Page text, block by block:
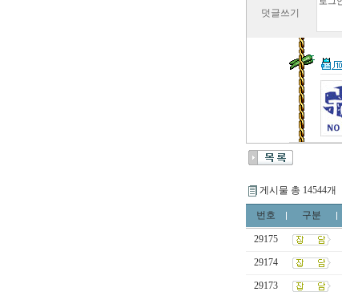
덧글쓰기
게시물 총 14544개
번호 구분
29175
29174
29173